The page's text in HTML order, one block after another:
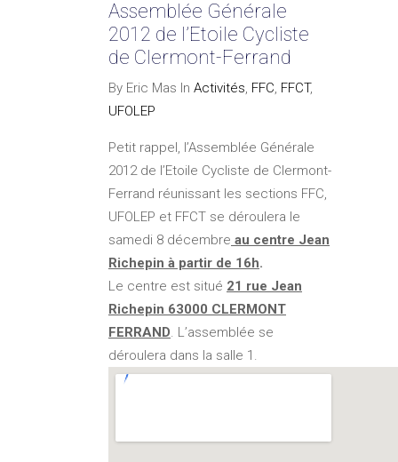
Assemblée Générale
2012 de l’Etoile Cycliste
de Clermont-Ferrand
By Eric Mas In Activités, FFC, FFCT,
UFOLEP
Petit rappel, l’Assemblée Générale
2012 de l’Etoile Cycliste de Clermont-
Ferrand réunissant les sections FFC,
UFOLEP et FFCT se déroulera le
samedi 8 décembre au centre Jean
Richepin à partir de 16h.
Le centre est situé 21 rue Jean
Richepin 63000 CLERMONT
FERRAND. L’assemblée se
déroulera dans la salle 1.